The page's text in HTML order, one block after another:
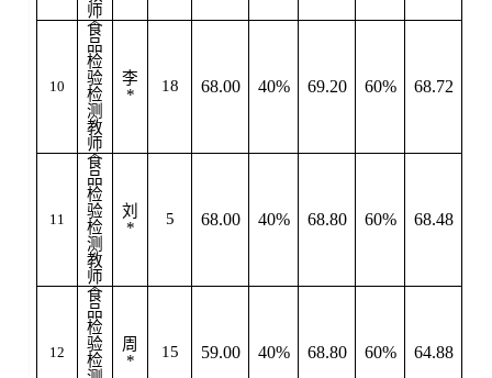
师
10
食
品
检
验
检
测
教
师
李
*
18 68.00 40% 69.20 60% 68.72
11
食
品
检
验
检
测
教
师
刘
*
5 68.00 40% 68.80 60% 68.48
12
食
品
检
验
检
周
*
15 59.00 40% 68.80 60% 64.88